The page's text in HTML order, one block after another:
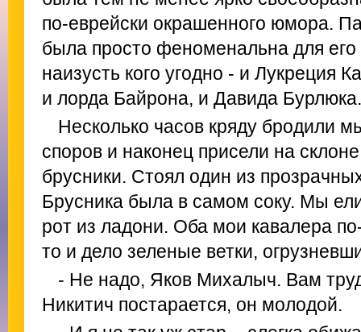
по-еврейски окрашенного юмора.
была просто феноменальна для
наизусть кого угодно - и Лукреция
и лорда Байрона, и Давида Бурлюка.
Несколько часов кряду бродили
споров и наконец присели на
брусники. Стоял один из
Брусника была в самом соку. Мы
рот из ладони. Оба мои кавалера
то и дело зеленые ветки,
- Не надо, Яков Михалыч. Вам
Никитич постарается, он молодой.